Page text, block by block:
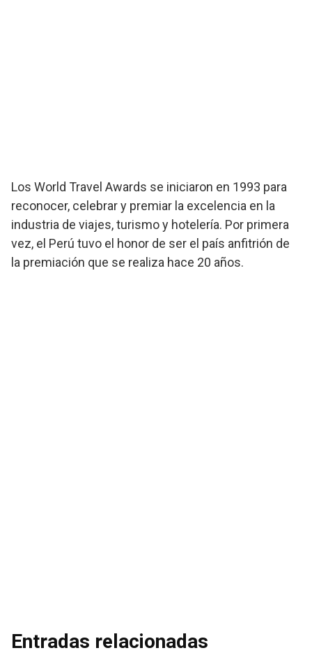
Los World Travel Awards se iniciaron en 1993 para
reconocer, celebrar y premiar la excelencia en la
industria de viajes, turismo y hotelería. Por primera
vez, el Perú tuvo el honor de ser el país anfitrión de
la premiación que se realiza hace 20 años.
Entradas relacionadas